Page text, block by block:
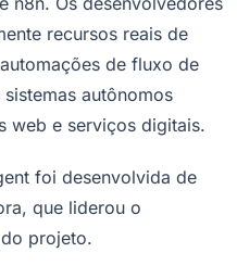
recursos reais de
de fluxo de
autônomos
web e serviços digitais.
foi desenvolvida de
que liderou o
projeto.